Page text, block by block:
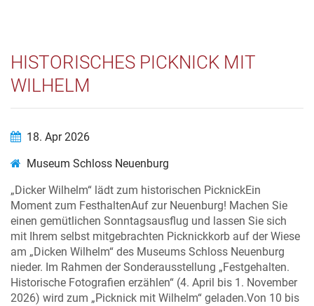
HISTORISCHES PICKNICK MIT
WILHELM
18. Apr 2026
Museum Schloss Neuenburg
„Dicker Wilhelm“ lädt zum historischen PicknickEin
Moment zum FesthaltenAuf zur Neuenburg! Machen Sie
einen gemütlichen Sonntagsausflug und lassen Sie sich
mit Ihrem selbst mitgebrachten Picknickkorb auf der Wiese
am „Dicken Wilhelm“ des Museums Schloss Neuenburg
nieder. Im Rahmen der Sonderausstellung „Festgehalten.
Historische Fotografien erzählen“ (4. April bis 1. November
2026) wird zum „Picknick mit Wilhelm“ geladen.Von 10 bis